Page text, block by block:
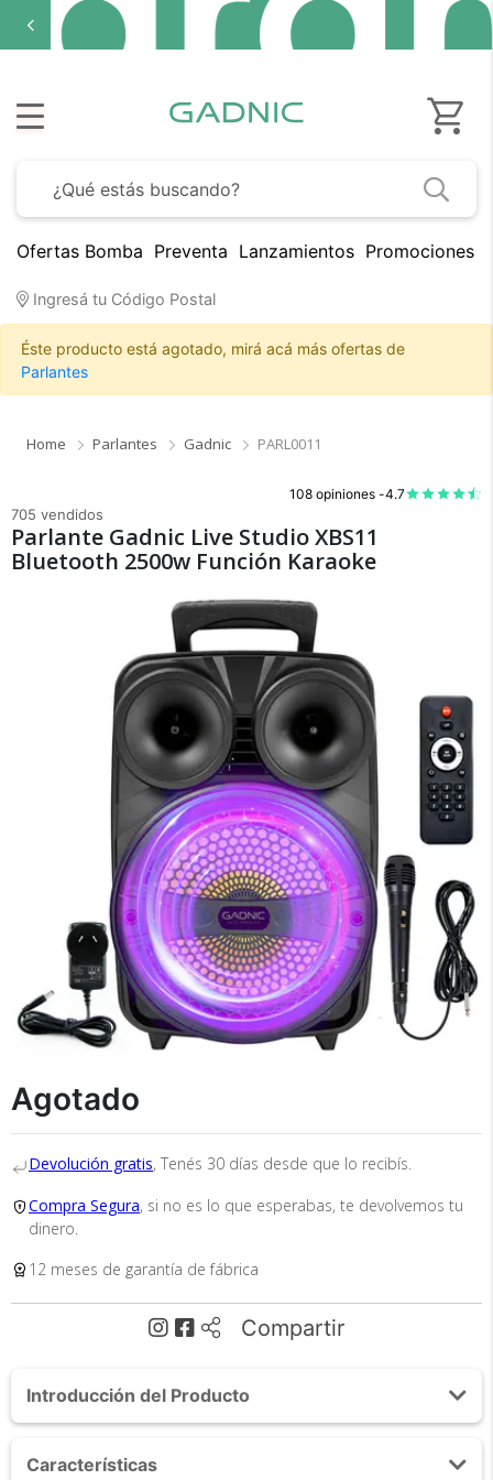
Ofertas Bomba Preventa Lanzamientos Promociones
Ingresá tu Código Postal
Éste producto está agotado, mirá acá más ofertas de
Parlantes
Home Parlantes Gadnic PARL0011
108 opiniones -4.7
705 vendidos
Parlante Gadnic Live Studio XBS11
Bluetooth 2500w Función Karaoke
Agotado
Devolución gratis, Tenés 30 días desde que lo recibís.
Compra Segura, si no es lo que esperabas, te devolvemos tu
dinero.
12 meses de garantía de fábrica
Compartir
Introducción del Producto
Bluetooth 2500w Función Karaoke
Características
Medios de Pago
te devolvemos tu dinero.
En Bidcom te aseguramos recibir el producto
que esperabas o te devolvemos el 100% de tu